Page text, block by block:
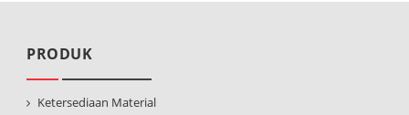
PRODUK
Ketersediaan Material